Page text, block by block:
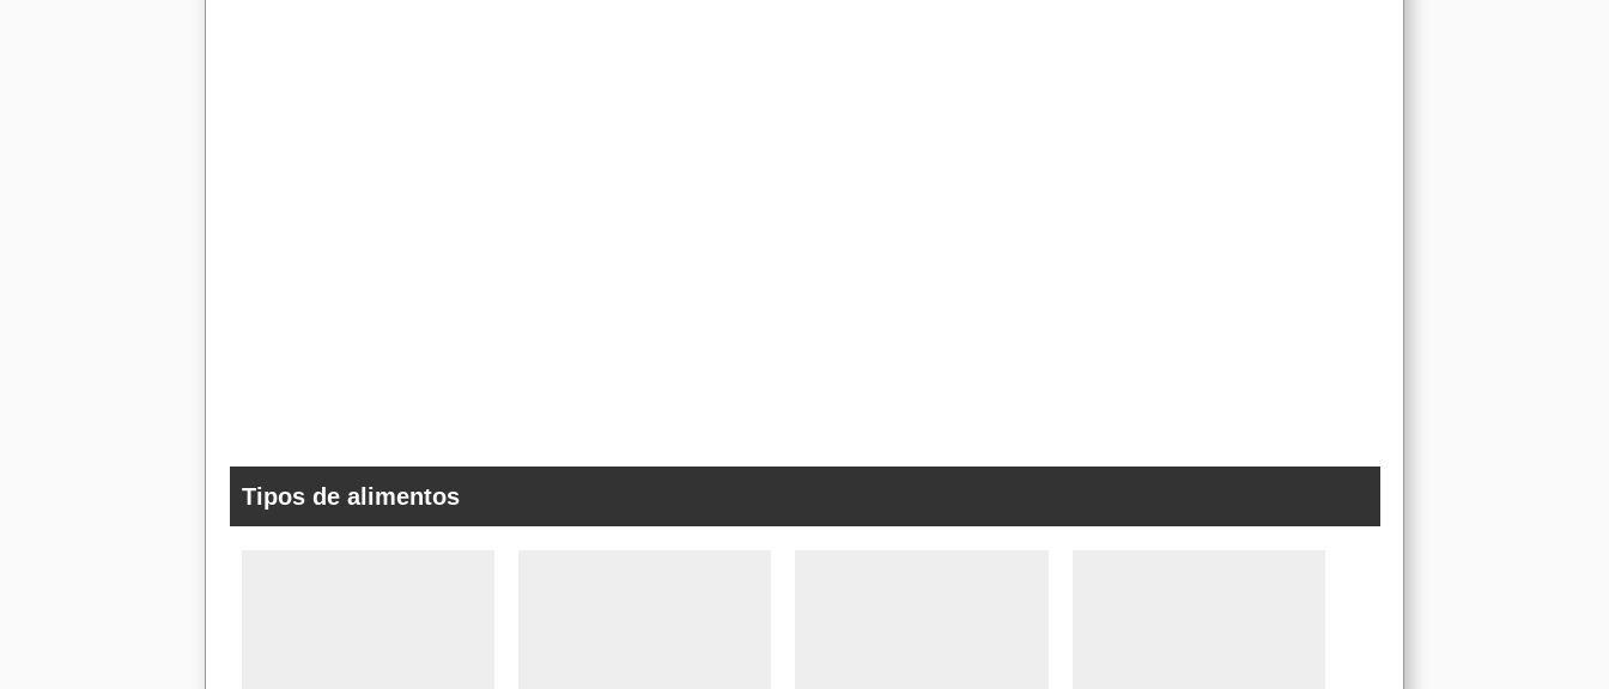
Tipos de alimentos